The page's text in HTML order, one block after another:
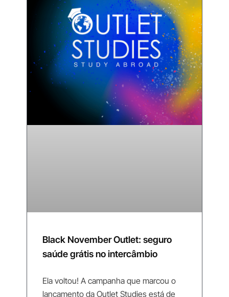
Black November Outlet: seguro
saúde grátis no intercâmbio
Ela voltou! A campanha que marcou o
lançamento da Outlet Studies está de